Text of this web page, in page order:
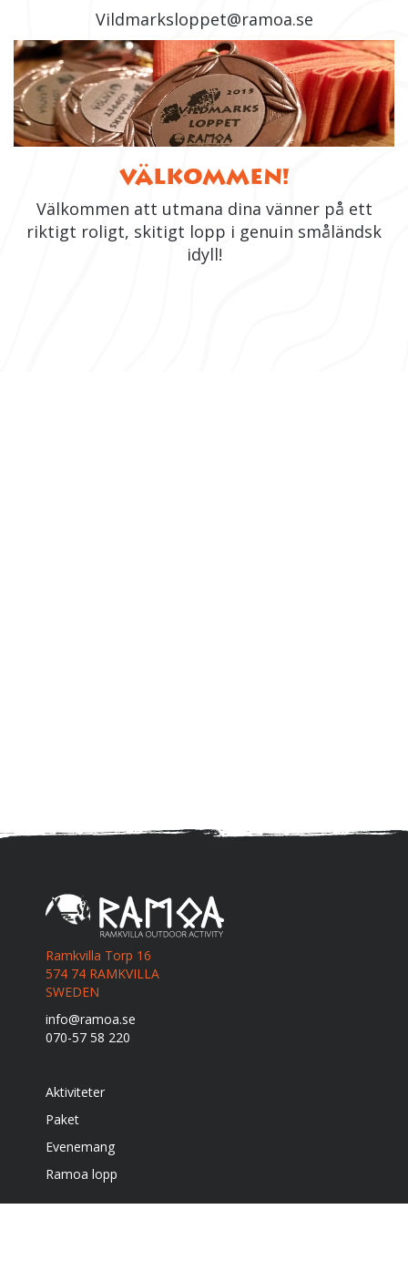
Vildmarksloppet@ramoa.se
VÄLKOMMEN!
Välkommen att utmana dina vänner på ett
riktigt roligt, skitigt lopp i genuin småländsk
idyll!
Ramkvilla Torp 16
574 74 RAMKVILLA
SWEDEN
info@ramoa.se
070-57 58 220
Aktiviteter
Paket
Evenemang
Ramoa lopp